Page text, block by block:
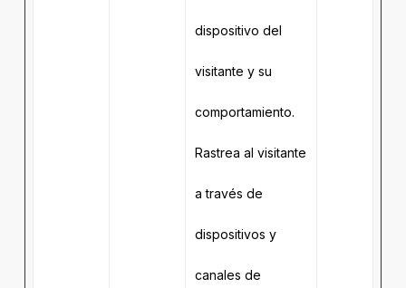
dispositivo del
visitante y su
comportamiento.
Rastrea al visitante
a través de
dispositivos y
canales de